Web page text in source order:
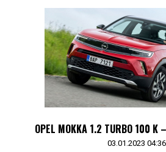
OPEL MOKKA 1.2 TURBO 100 K
03.01.2023 04:36